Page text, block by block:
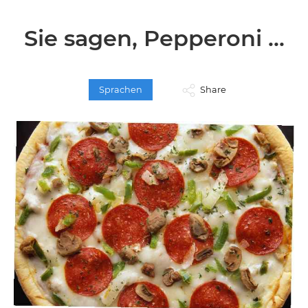
Sie sagen, Pepperoni ...
Sprachen Share